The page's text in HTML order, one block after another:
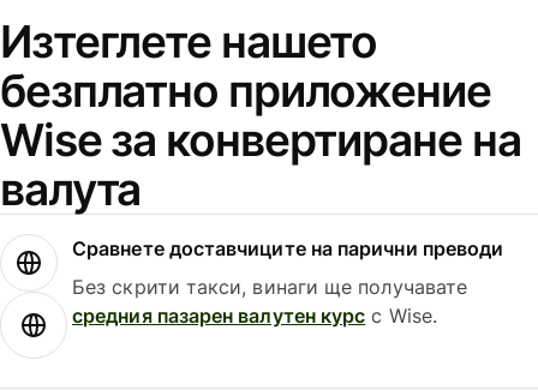
Изтеглете нашето
безплатно приложение
Wise за конвертиране на
валута
Сравнете доставчиците на парични преводи
Без скрити такси, винаги ще получавате
средния пазарен валутен курс с Wise.